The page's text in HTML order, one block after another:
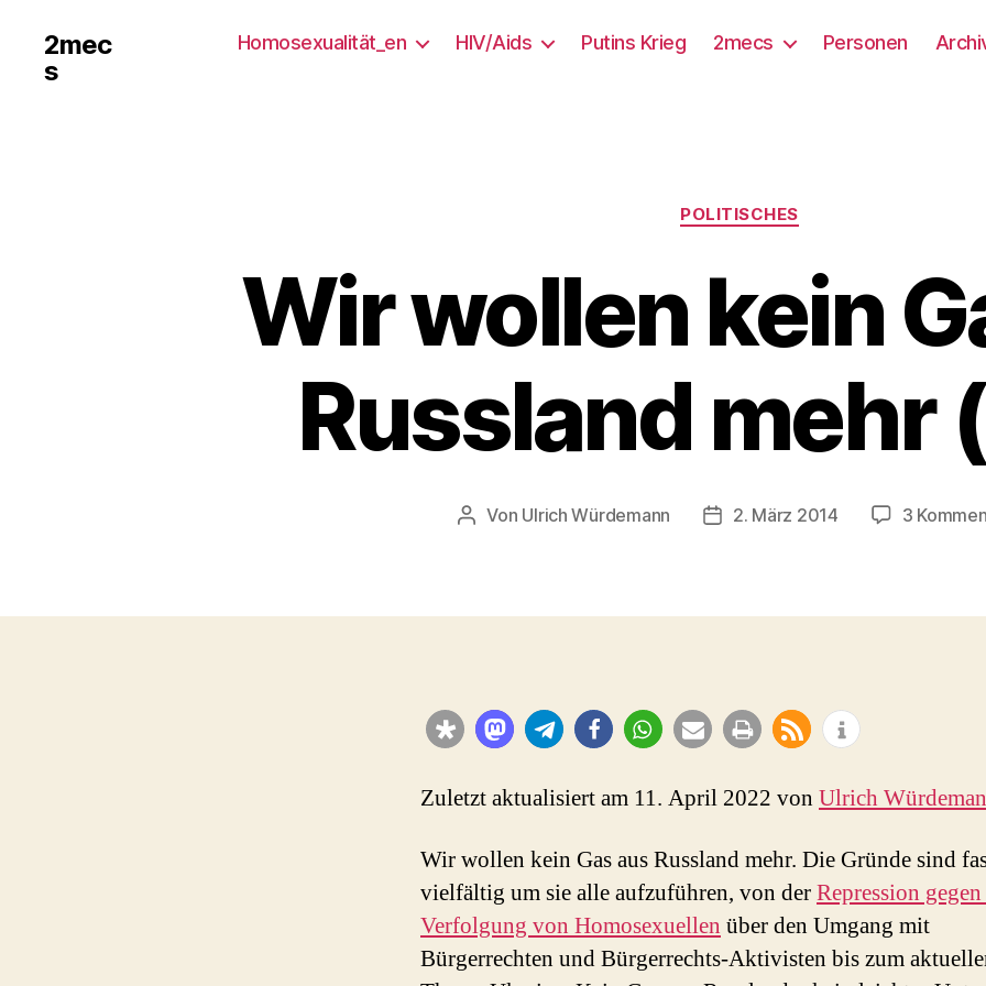
2mec
s
Homosexualität_en HIV/Aids Putins Krieg 2mecs Personen
Kategorien
POLITISCHES
Wir wollen kein
Russland mehr
Beitragsautor
Von Ulrich Würdemann Beitragsdatum
2. März 2014 3
Zuletzt aktualisiert am 11. April 2022 von Ulrich
Wir wollen kein Gas aus Russland mehr. Die Gründe sind
vielfältig um sie alle aufzuführen, von derRepression
Verfolgung von Homosexuellen über den Umgang mit
Bürgerrechten und Bürgerrechts-Aktivisten bis zum